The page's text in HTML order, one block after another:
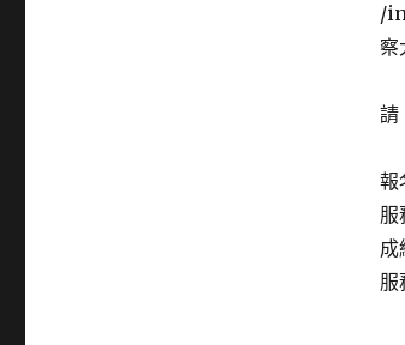
/
察
請
報
服
成
服